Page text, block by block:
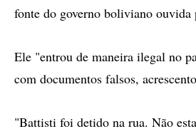
fonte do governo boliviano ouvida
Ele "entrou de maneira ilegal no
com documentos falsos,
"Battisti foi detido na rua. Não